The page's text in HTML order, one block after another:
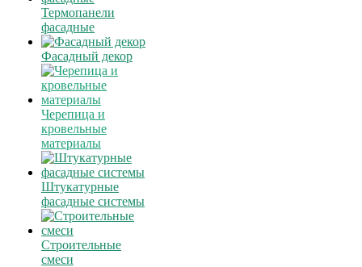
Термопанели
фасадные
Фасадный декор
Черепица и
кровельные
материалы
Штукатурные
фасадные системы
Строительные
смеси